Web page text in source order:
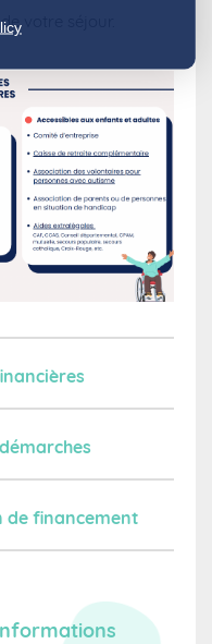
votre séjour.
de financement